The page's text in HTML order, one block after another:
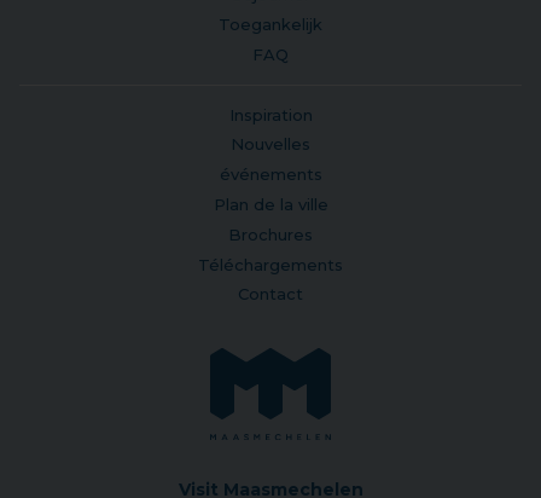
Toegankelijk
FAQ
Inspiration
Nouvelles
événements
Plan de la ville
Brochures
Téléchargements
Contact
Visit Maasmechelen